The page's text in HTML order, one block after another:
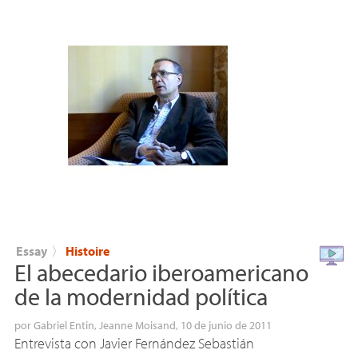
Essay 〉 Histoire
El abecedario iberoamericano
de la modernidad política
porGabriel Entin, Jeanne Moisand, 10 de junio de 2011
Entrevista con Javier Fernández Sebastián